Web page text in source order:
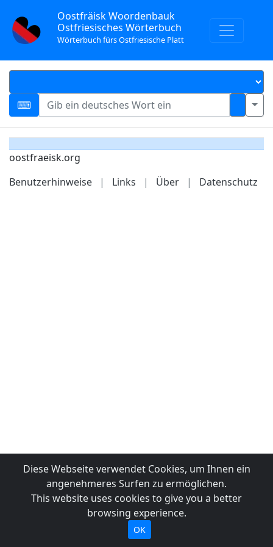
Oostfräisk Woordenbauk
Ostfriesisches Wörterbuch
Wörterbuch fürs Ostfriesische Platt
oostfraeisk.org
Benutzerhinweise
| Links | Über | Datenschutz
Diese Webseite verwendet Cookies, um Ihnen ein
angenehmeres Surfen zu ermöglichen.
This website uses cookies to give you a better
browsing experience.
OK